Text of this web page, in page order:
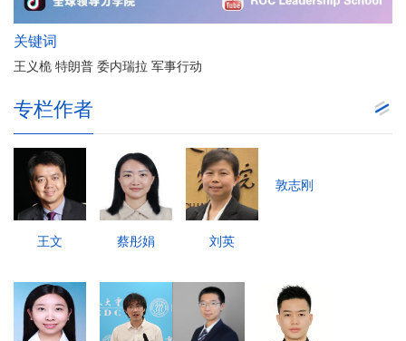
关键词
王义桅 特朗普 委内瑞拉 军事行动
专栏作者
王文 蔡彤娟 刘英
敦志刚